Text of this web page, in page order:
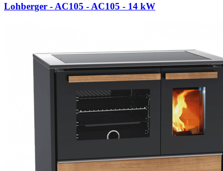
Lohberger - AC105 - AC105 - 14 kW